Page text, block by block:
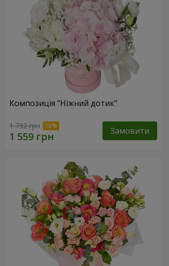
Композиція "Ніжний дотик"
1 732 грн Замовити